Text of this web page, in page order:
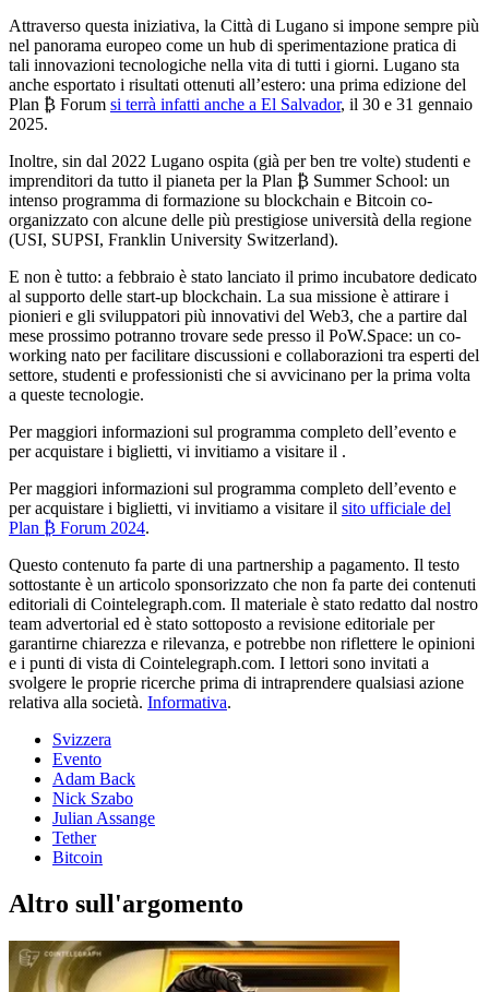
Attraverso questa iniziativa, la Città di Lugano si impone sempre più
nel panorama europeo come un hub di sperimentazione pratica di
tali innovazioni tecnologiche nella vita di tutti i giorni. Lugano sta
anche esportato i risultati ottenuti all’estero: una prima edizione del
Plan ₿ Forum si terrà infatti anche a El Salvador, il 30 e 31 gennaio
2025.
Inoltre, sin dal 2022 Lugano ospita (già per ben tre volte) studenti e
imprenditori da tutto il pianeta per la Plan ₿ Summer School: un
intenso programma di formazione su blockchain e Bitcoin co-
organizzato con alcune delle più prestigiose università della regione
(USI, SUPSI, Franklin University Switzerland).
E non è tutto: a febbraio è stato lanciato il primo incubatore dedicato
al supporto delle start-up blockchain. La sua missione è attirare i
pionieri e gli sviluppatori più innovativi del Web3, che a partire dal
mese prossimo potranno trovare sede presso il PoW.Space: un co-
working nato per facilitare discussioni e collaborazioni tra esperti del
settore, studenti e professionisti che si avvicinano per la prima volta
a queste tecnologie.
Per maggiori informazioni sul programma completo dell’evento e
per acquistare i biglietti, vi invitiamo a visitare il .
Per maggiori informazioni sul programma completo dell’evento e
per acquistare i biglietti, vi invitiamo a visitare il sito ufficiale del
Plan ₿ Forum 2024.
Questo contenuto fa parte di una partnership a pagamento. Il testo
sottostante è un articolo sponsorizzato che non fa parte dei contenuti
editoriali di Cointelegraph.com. Il materiale è stato redatto dal nostro
team advertorial ed è stato sottoposto a revisione editoriale per
garantirne chiarezza e rilevanza, e potrebbe non riflettere le opinioni
e i punti di vista di Cointelegraph.com. I lettori sono invitati a
svolgere le proprie ricerche prima di intraprendere qualsiasi azione
relativa alla società. Informativa.
Svizzera
Evento
Adam Back
Nick Szabo
Julian Assange
Tether
Bitcoin
Altro sull'argomento